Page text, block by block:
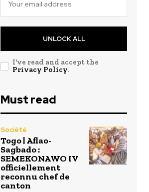
UNLOCK ALL
I've read and accept the
Privacy Policy.
Must read
Société
Togo | Aflao-
Sagbado :
SEMEKONAWO IV
officiellement
reconnu chef de
canton